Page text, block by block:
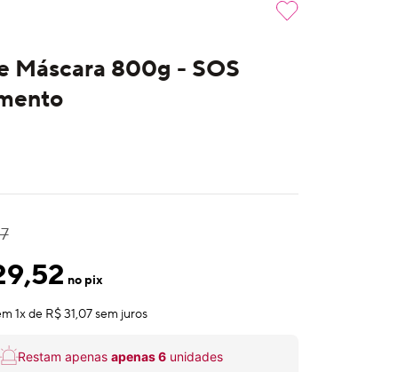
Máscara 800g - SOS
no pix
1x de R$ 31,07sem juros
Restam apenas apenas6 unidades